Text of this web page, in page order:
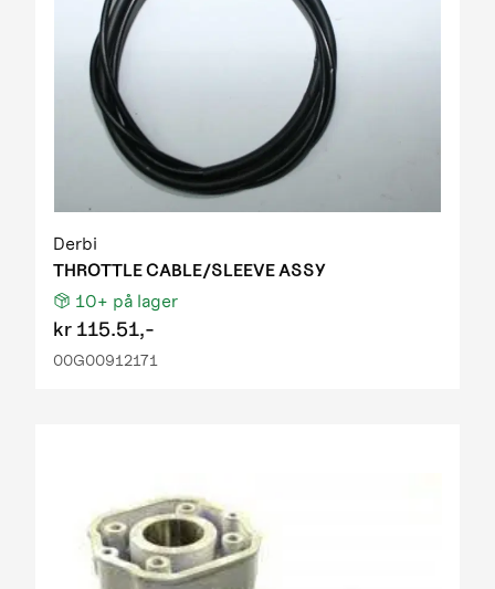
Derbi
THROTTLE CABLE/SLEEVE ASSY
10+ på lager
kr 115.51,-
00G00912171